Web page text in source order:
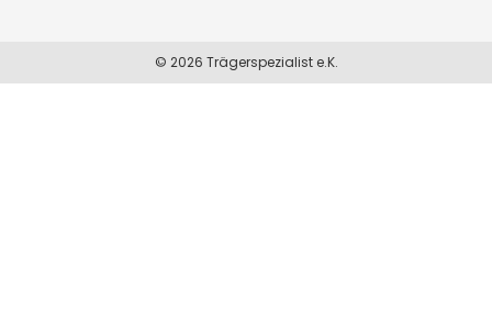
© 2026 Trägerspezialist e.K.